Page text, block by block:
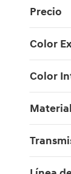
Precio
Color
Color